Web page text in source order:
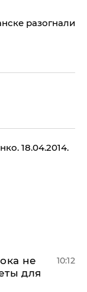
разогнали
18.04.2014.
не
для
10:12